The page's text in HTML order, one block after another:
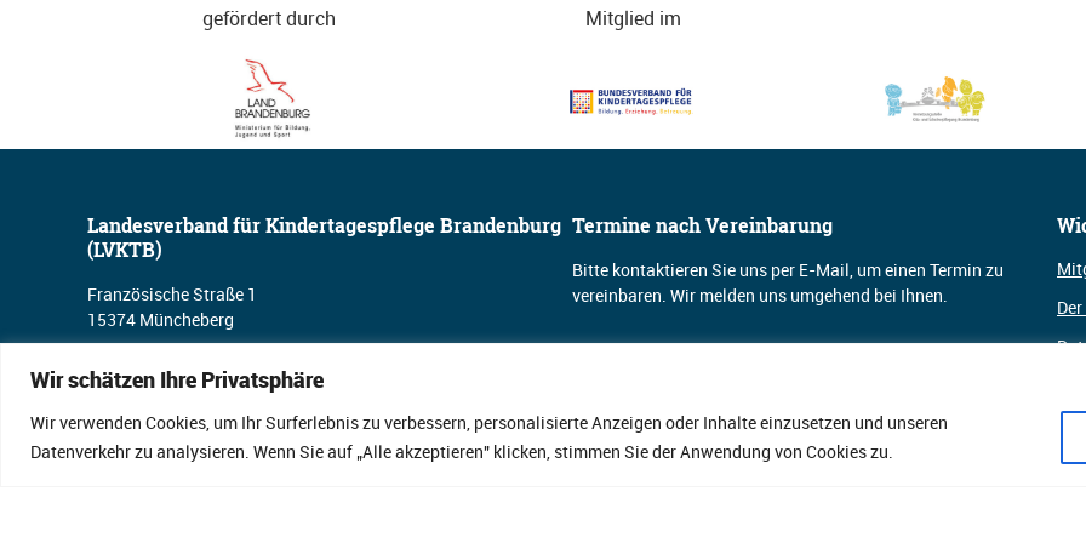
Wir schätzen Ihre Privatsphäre
Wir verwenden Cookies, um Ihr Surferlebnis zu verbessern, personalisierte Anzeigen oder Inhalte einzusetzen und unseren
Datenverkehr zu analysieren. Wenn Sie auf „Alle akzeptieren" klicken, stimmen Sie der Anwendung von Cookies zu.
gefördert durch Mitglied im
Landesverband für Kindertagespflege Brandenburg
(LVKTB)
Französische Straße 1
15374 Müncheberg
Telefon
E-Mail
Termine nach Vereinbarung
Bitte kontaktieren Sie uns per E-Mail, um einen Termin zu
vereinbaren. Wir melden uns umgehend bei Ihnen.